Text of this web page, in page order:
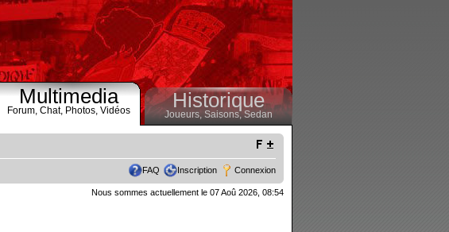
Multimedia
Forum, Chat, Photos, Vidéos Historique
Joueurs, Saisons,Sedan
FAQ Inscription Connexion
Nous sommes actuellement le 07 Aoû 2026, 08:54